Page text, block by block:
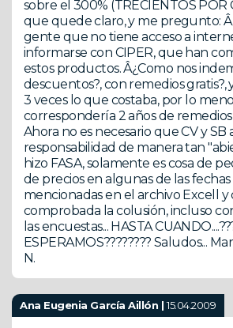
sobre el 300% (TRECIENTOS POR
que quede claro, y me pregunto:
gente que no tiene acceso a
informarse con CIPER, que han
estos productos. Â¿Como nos
descuentos?, con remedios gratis?,
3 veces lo que costaba, por lo
correspondería 2 años de remedios
Ahora no es necesario que CV y SB
responsabilidad de manera tan
hizo FASA, solamente es cosa de
de precios en algunas de las
mencionadas en el archivo Excell
comprobada la colusión, incluso
las encuestas... HASTA
ESPERAMOS???????? Saludos...
N.
Ana Eugenia García Aillón |15.04.2009